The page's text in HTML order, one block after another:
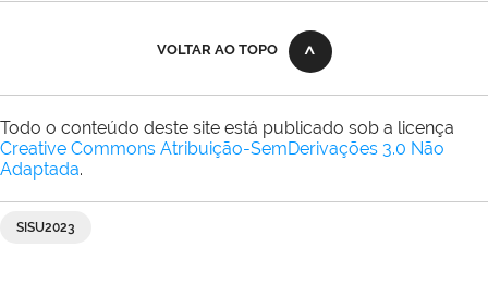
VOLTAR AO TOPO
Todo o conteúdo deste site está publicado sob a licença
Creative Commons Atribuição-SemDerivações 3.0 Não
Adaptada.
SISU2023